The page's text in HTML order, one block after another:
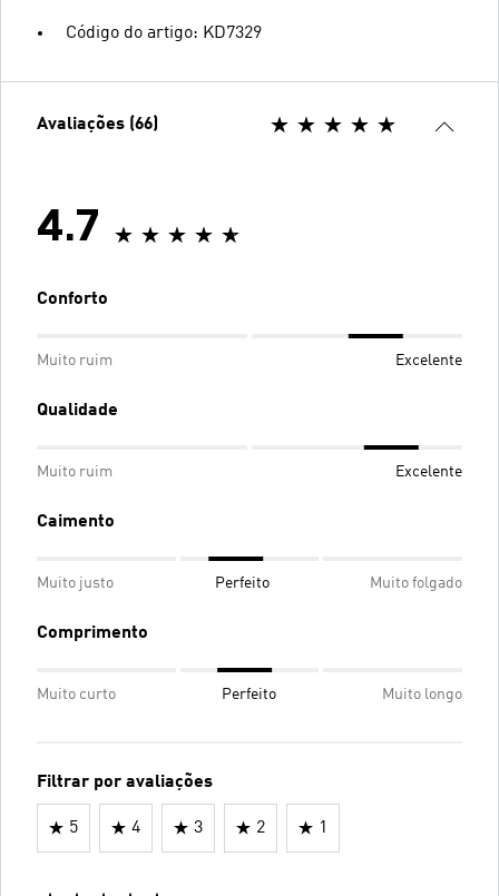
Código do artigo: KD7329
Avaliações (66)
4.7
Conforto
Muito ruim Excelente
Qualidade
Muito ruim Excelente
Caimento
Muito justo Perfeito Muito folgado
Comprimento
Muito curto Perfeito Muito longo
Filtrar por avaliações
5 4 3 2 1